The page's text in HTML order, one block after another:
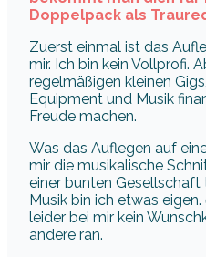
Doppelpack als
Zuerst einmal ist das
mir. Ich bin kein Vollprofi.
regelmäßigen kleinen
Equipment und Musik
Freude machen.
Was das Auflegen auf
mir die musikalische
einer bunten Gesellschaft
Musik bin ich etwas eigen.
leider bei mir kein
andere ran.